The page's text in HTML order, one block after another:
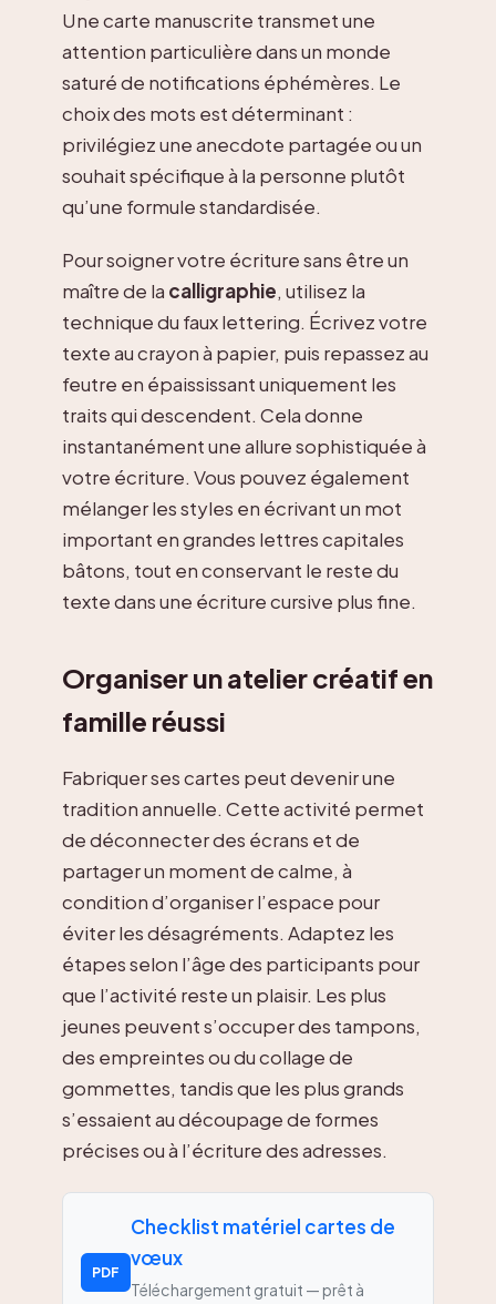
Une carte manuscrite transmet une
attention particulière dans un monde
saturé de notifications éphémères. Le
choix des mots est déterminant :
privilégiez une anecdote partagée ou un
souhait spécifique à la personne plutôt
qu’une formule standardisée.
Pour soigner votre écriture sans être un
maître de la calligraphie, utilisez la
technique du faux lettering. Écrivez votre
texte au crayon à papier, puis repassez au
feutre en épaississant uniquement les
traits qui descendent. Cela donne
instantanément une allure sophistiquée à
votre écriture. Vous pouvez également
mélanger les styles en écrivant un mot
important en grandes lettres capitales
bâtons, tout en conservant le reste du
texte dans une écriture cursive plus fine.
Organiser un atelier créatif en
famille réussi
Fabriquer ses cartes peut devenir une
tradition annuelle. Cette activité permet
de déconnecter des écrans et de
partager un moment de calme, à
condition d’organiser l’espace pour
éviter les désagréments. Adaptez les
étapes selon l’âge des participants pour
que l’activité reste un plaisir. Les plus
jeunes peuvent s’occuper des tampons,
des empreintes ou du collage de
gommettes, tandis que les plus grands
s’essaient au découpage de formes
précises ou à l’écriture des adresses.
PDF
Checklist matériel cartes de
vœux
Téléchargement gratuit — prêt à